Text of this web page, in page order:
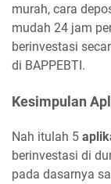
murah, cara
mudah 24 jam
berinvestasi
di BAPPEBTI.
Kesimpulan
Nah itulah 5
berinvestasi di
pada dasarnya